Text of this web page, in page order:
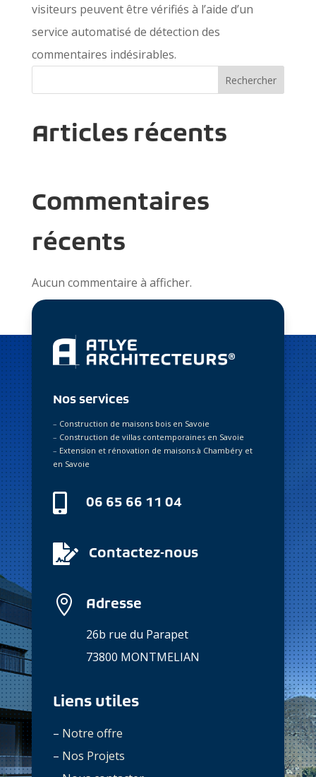
visiteurs peuvent être vérifiés à l’aide d’un
service automatisé de détection des
commentaires indésirables.
Rechercher
Articles récents
Commentaires
récents
Aucun commentaire à afficher.
Nos services
– Construction de maisons bois en Savoie
– Construction de villas contemporaines en Savoie
– Extension et rénovation de maisons à Chambéry et
en Savoie
 06 65 66 11 04
 Contactez-nous
 Adresse
26b rue du Parapet
73800 MONTMELIAN
Liens utiles
– Notre offre
– Nos Projets